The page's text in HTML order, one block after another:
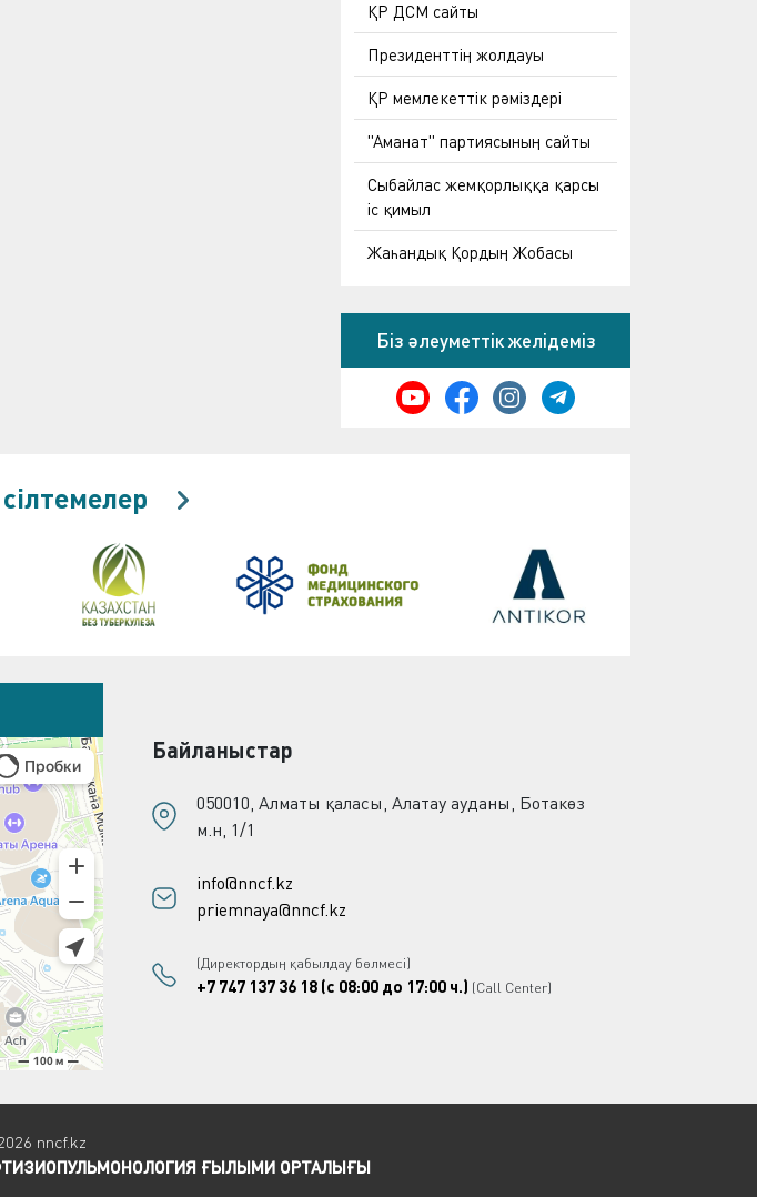
ҚР ДСМ сайты
Президенттің жолдауы
ҚР мемлекеттік рәміздері
"Аманат" партиясының сайты
Сыбайлас жемқорлыққа қарсы
іс қимыл
Жаһандық Қордың Жобасы
Біз әлеуметтік желідеміз
Байланыстар
050010, Алматы қаласы, Алатау ауданы, Ботакөз
м.н, 1/1
info@nncf.kz
priemnaya@nncf.kz
(Директордың қабылдау бөлмесі)
+7 747 137 36 18 (с 08:00 до 17:00 ч.) (Call Center)
nncf.kz
ҒЫЛЫМИ ОРТАЛЫҒЫ